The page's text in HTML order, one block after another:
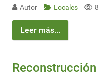
Autor Locales 8
Leer más...